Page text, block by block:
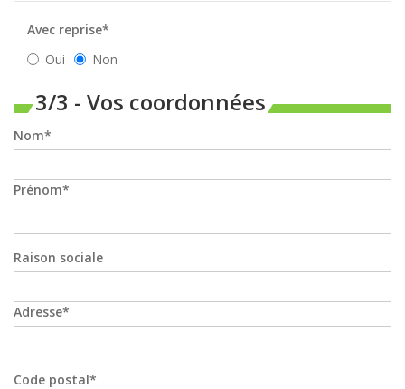
Avec reprise*
Oui
Non
3/3 - Vos coordonnées
Nom
Prénom
Raison sociale
Adresse
Code postal